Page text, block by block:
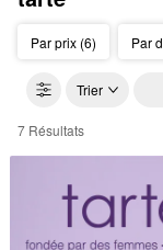
Par prix (6) Par
Trier
tarte Cadeaux
7 Résultats